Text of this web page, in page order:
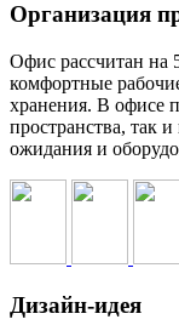
Организация
Офис рассчитан на
комфортные
хранения. В офисе
пространства, так
ожидания и
Дизайн-идея